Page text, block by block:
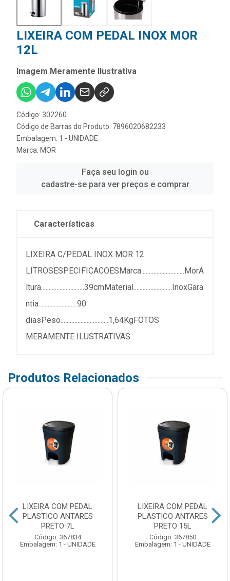
LIXEIRA COM PEDAL INOX MOR
12L
Imagem Meramente Ilustrativa
Código: 302260
Código de Barras do Produto: 7896020682233
Embalagem: 1 - UNIDADE
Marca: MOR
Faça seu login ou
cadastre-se para ver preços e comprar
Características
LIXEIRA C/PEDAL INOX MOR 12
LITROSESPECIFICACOESMarca............................MorA
ltura............................39cmMaterial.........................InoxGara
ntia.........................90
diasPeso...............................1,64KgFOTOS
MERAMENTE ILUSTRATIVAS
Produtos Relacionados
LIXEIRA COM PEDAL
PLASTICO ANTARES
PRETO 7L
Código: 367834
Embalagem: 1 - UNIDADE
LIXEIRA COM PEDAL
PLASTICO ANTARES
PRETO 15L
Código: 367850
Embalagem: 1 - UNIDADE